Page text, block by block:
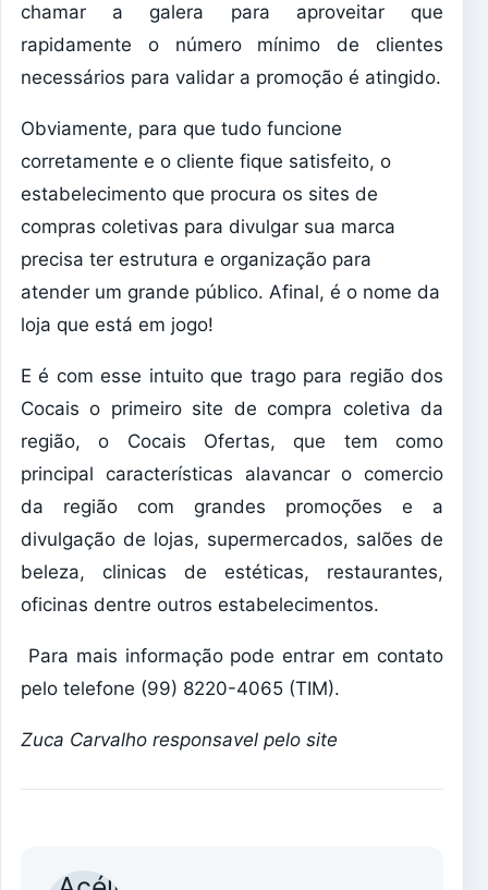
chamar a galera para aproveitar que
rapidamente o número mínimo de clientes
necessários para validar a promoção é atingido.
Obviamente, para que tudo funcione
corretamente e o cliente fique satisfeito, o
estabelecimento que procura os sites de
compras coletivas para divulgar sua marca
precisa ter estrutura e organização para
atender um grande público. Afinal, é o nome da
loja que está em jogo!
E é com esse intuito que trago para região dos
Cocais o primeiro site de compra coletiva da
região, o Cocais Ofertas, que tem como
principal características alavancar o comercio
da região com grandes promoções e a
divulgação de lojas, supermercados, salões de
beleza, clinicas de estéticas, restaurantes,
oficinas dentre outros estabelecimentos.
Para mais informação pode entrar em contato
pelo telefone (99) 8220-4065 (TIM).
Zuca Carvalho responsavel pelo site